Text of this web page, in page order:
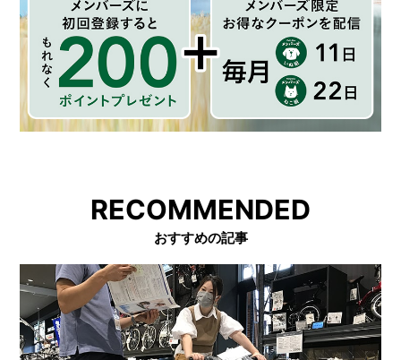
RECOMMENDED
おすすめの記事